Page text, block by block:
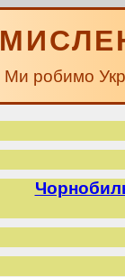
Ми робимо